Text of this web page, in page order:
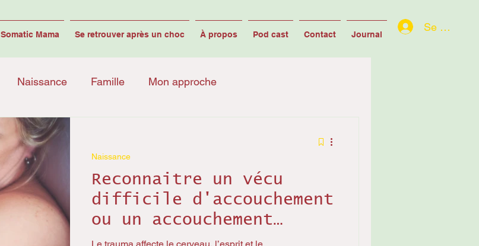
Somatic Mama Se retrouver après un choc À propos Pod cast Contact Journal
Se
Naissance Famille Mon approche
Reconnaitre un vécu
difficile d'accouchement
ou un accouchement
traumatique
Naissance